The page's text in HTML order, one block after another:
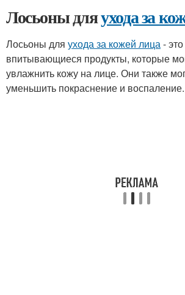
Лосьоны дляухода за
Лосьоны для ухода за кожей лица-
впитывающиеся продукты, которые
увлажнить кожу на лице. Они также
уменьшить покраснение и воспаление.